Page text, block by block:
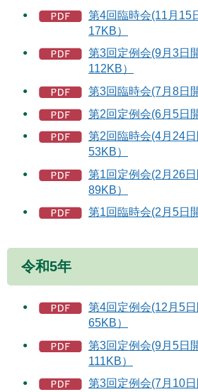
第4回臨時会(11月15
17KB）
第3回定例会(9月3日
112KB）
第3回臨時会(7月8日
第2回定例会(6月5日
第2回臨時会(4月24日
53KB）
第1回定例会(2月26日
89KB）
第1回臨時会(2月5日
令和5年
第4回定例会(12月5日
65KB）
第3回定例会(9月5日
111KB）
第3回定例会(7月10日